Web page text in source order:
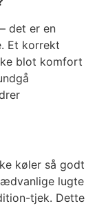
det er en
Et korrekt
blot komfort
køler så godt
lugte
tjek. Dette